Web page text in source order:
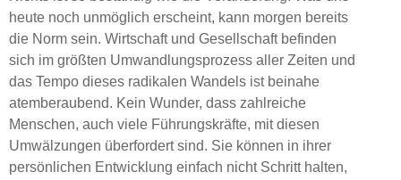
heute noch unmöglich erscheint, kann morgen bereits
die Norm sein. Wirtschaft und Gesellschaft befinden
sich im größten Umwandlungsprozess aller Zeiten und
das Tempo dieses radikalen Wandels ist beinahe
atemberaubend. Kein Wunder, dass zahlreiche
Menschen, auch viele Führungskräfte, mit diesen
Umwälzungen überfordert sind. Sie können in ihrer
persönlichen Entwicklung einfach nicht Schritt halten,